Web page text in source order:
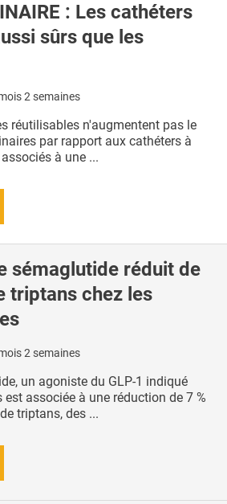
: Les cathéters
sûrs que les
2 semaines
réutilisables n'augmentent pas le
par rapport aux cathéters à
à une ...
sémaglutide réduit de
triptans chez les
2 semaines
un agoniste du GLP-1 indiqué
associée à une réduction de 7 %
triptans, des ...